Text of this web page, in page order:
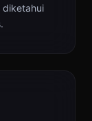
diketahui